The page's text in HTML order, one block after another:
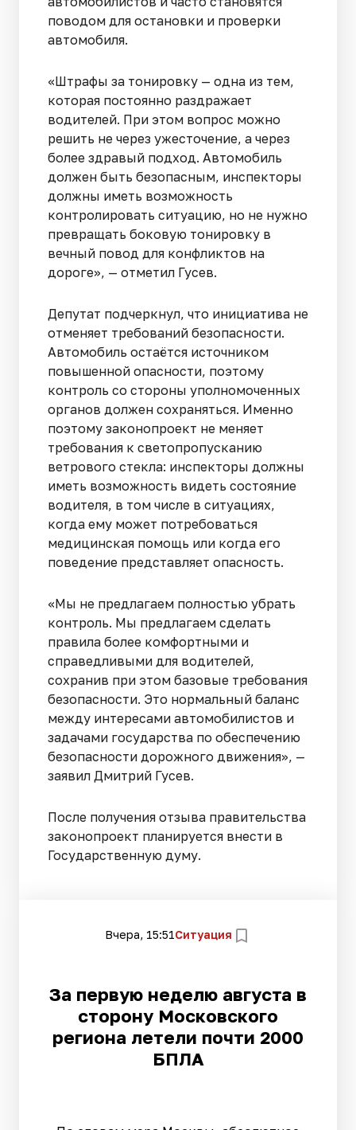
поводом для остановки и проверки
автомобиля.
«Штрафы за тонировку — одна из тем,
которая постоянно раздражает
водителей. При этом вопрос можно
решить не через ужесточение, а через
более здравый подход. Автомобиль
должен быть безопасным, инспекторы
должны иметь возможность
контролировать ситуацию, но не нужно
превращать боковую тонировку в
вечный повод для конфликтов на
дороге», — отметил Гусев.
Депутат подчеркнул, что инициатива не
отменяет требований безопасности.
Автомобиль остаётся источником
повышенной опасности, поэтому
контроль со стороны уполномоченных
органов должен сохраняться. Именно
поэтому законопроект не меняет
требования к светопропусканию
ветрового стекла: инспекторы должны
иметь возможность видеть состояние
водителя, в том числе в ситуациях,
когда ему может потребоваться
медицинская помощь или когда его
поведение представляет опасность.
«Мы не предлагаем полностью убрать
контроль. Мы предлагаем сделать
правила более комфортными и
справедливыми для водителей,
сохранив при этом базовые требования
безопасности. Это нормальный баланс
между интересами автомобилистов и
задачами государства по обеспечению
безопасности дорожного движения», —
заявил Дмитрий Гусев.
После получения отзыва правительства
законопроект планируется внести в
Государственную думу.
Вчера, 15:51Ситуация
За первую неделю августа в
сторону Московского
региона летели почти 2000
БПЛА